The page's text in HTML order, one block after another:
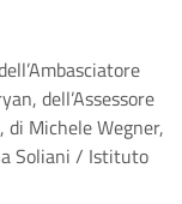
dell’Assessore
Michele Wegner,
Soliani / Istituto